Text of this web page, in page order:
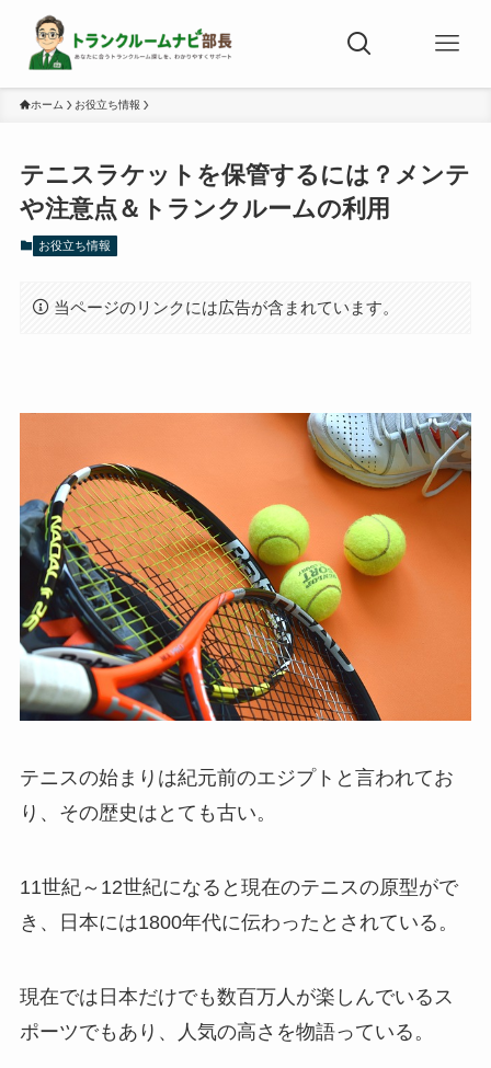
ホーム お役立ち情報
テニスラケットを保管するには？メンテ
や注意点＆トランクルームの利用
お役立ち情報
当ページのリンクには広告が含まれています。
テニスの始まりは紀元前のエジプトと言われてお
り、その歴史はとても古い。
11世紀～12世紀になると現在のテニスの原型がで
き、日本には1800年代に伝わったとされている。
現在では日本だけでも数百万人が楽しんでいるス
ポーツでもあり、人気の高さを物語っている。